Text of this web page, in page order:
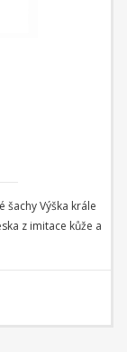
šachy Výška krále
z imitace kůže a